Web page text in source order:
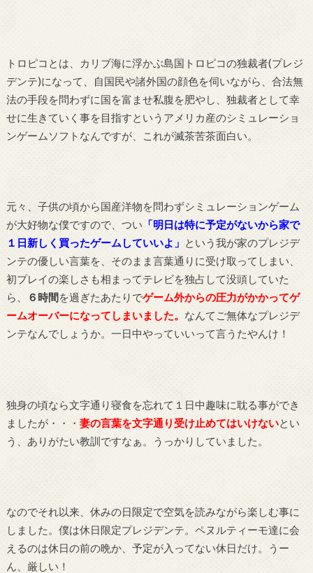
トロピコとは、カリブ海に浮かぶ島国トロピコの独裁者(プレジ
デンテ)になって、自国民や諸外国の顔色を伺いながら、合法無
法の手段を問わずに国を富ませ私腹を肥やし、独裁者として幸
せに生きていく事を目指すというアメリカ産のシミュレーショ
ンゲームソフトなんですが、これが滅茶苦茶面白い。
元々、子供の頃から国産洋物を問わずシミュレーションゲーム
が大好物な僕ですので、つい 「明日は特に予定がないから家で
１日新しく買ったゲームしていいよ」 という我が家のプレジデ
ンテの優しい言葉を、そのまま言葉通りに受け取ってしまい、
初プレイの楽しさも相まってテレビを独占して没頭していた
ら、
６時間 を過ぎたあたりでゲーム外からの圧力がかかってゲ
ームオーバーになってしまいました。 なんてご無体なプレジデ
ンテなんでしょうか。一日中やっていいって言うたやんけ！
独身の頃なら文字通り寝食を忘れて１日中趣味に耽る事ができ
ましたが・・・ 妻の言葉を文字通り受け止めてはいけないとい
う、ありがたい教訓ですなぁ。うっかりしていました。
なのでそれ以来、休みの日限定で空気を読みながら楽しむ事に
しました。僕は休日限定プレジデンテ。ペヌルティーモ達に会
えるのは休日の前の晩か、予定が入ってない休日だけ。うー
ん、厳しい！